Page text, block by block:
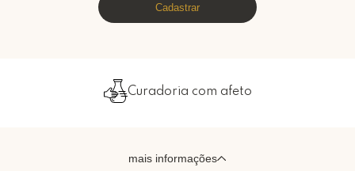
Cadastrar
Curadoria com afeto
mais informações